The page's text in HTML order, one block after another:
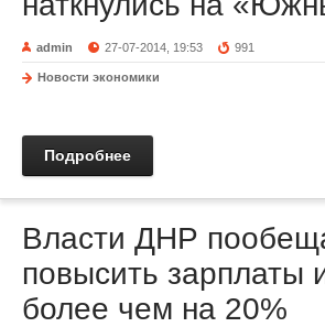
admin 27-07-2014, 19:53 991
Новости экономики
Подробнее
Власти ДНР
повысить зарплаты
более чем на 20%